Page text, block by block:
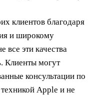
клиентов благодаря
и широкому
все эти качества
Клиенты могут
консультации по
Apple и не